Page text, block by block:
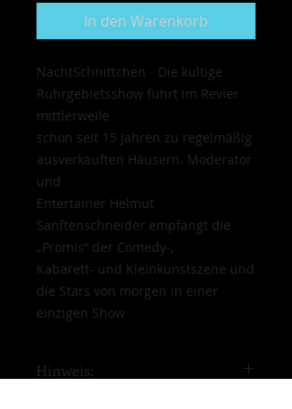
In den Warenkorb
NachtSchnittchen - Die kultige
Ruhrgebietsshow führt im Revier
mittlerweile
schon seit 15 Jahren zu regelmäßig
ausverkauften Häusern. Moderator
und
Entertainer Helmut
Sanftenschneider empfängt die
„Promis“ der Comedy-,
Kabarett- und Kleinkunstszene und
die Stars von morgen in einer
einzigen Show
Hinweis: